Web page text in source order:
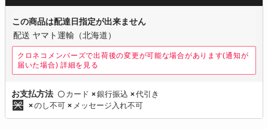
この商品は配達日指定が出来ません
配送 ヤマト運輸（北海道）
クロネコメンバーズで出荷後の変更が可能な場合があります(通知が
届いた場合) 詳細を見る
お支払方法 〇 カード ×銀行振込 ×代引き
×のし不可 × メッセージ入れ不可